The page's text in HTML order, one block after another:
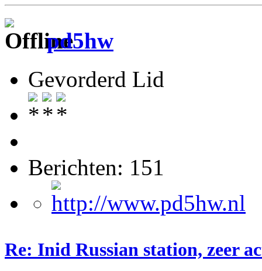
pd5hw
Gevorderd Lid
Berichten: 151
Re: Inid Russian station, zeer